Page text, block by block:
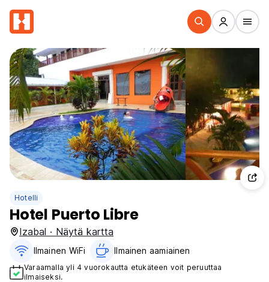
Hotelli
Hotel Puerto Libre
Izabal · Näytä kartta
Ilmainen WiFi Ilmainen aamiainen‎
Varaamalla yli 4 vuorokautta etukäteen voit peruuttaa
ilmaiseksi.